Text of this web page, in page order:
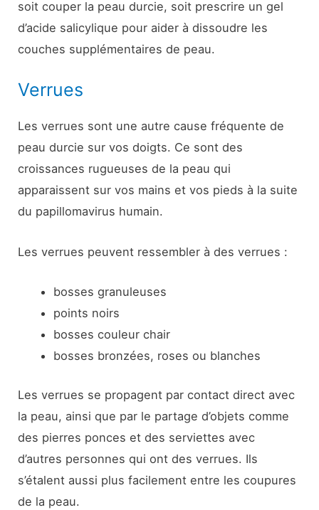
soit couper la peau durcie, soit prescrire un gel
d’acide salicylique pour aider à dissoudre les
couches supplémentaires de peau.
Verrues
Les verrues sont une autre cause fréquente de
peau durcie sur vos doigts. Ce sont des
croissances rugueuses de la peau qui
apparaissent sur vos mains et vos pieds à la suite
du papillomavirus humain.
Les verrues peuvent ressembler à des verrues :
bosses granuleuses
points noirs
bosses couleur chair
bosses bronzées, roses ou blanches
Les verrues se propagent par contact direct avec
la peau, ainsi que par le partage d’objets comme
des pierres ponces et des serviettes avec
d’autres personnes qui ont des verrues. Ils
s’étalent aussi plus facilement entre les coupures
de la peau.